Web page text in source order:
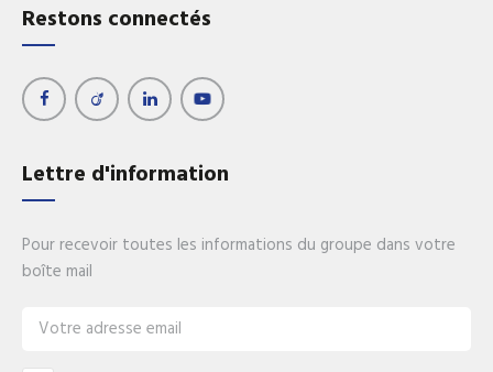
Restons connectés
Lettre d'information
Pour recevoir toutes les informations du groupe dans votre
boîte mail